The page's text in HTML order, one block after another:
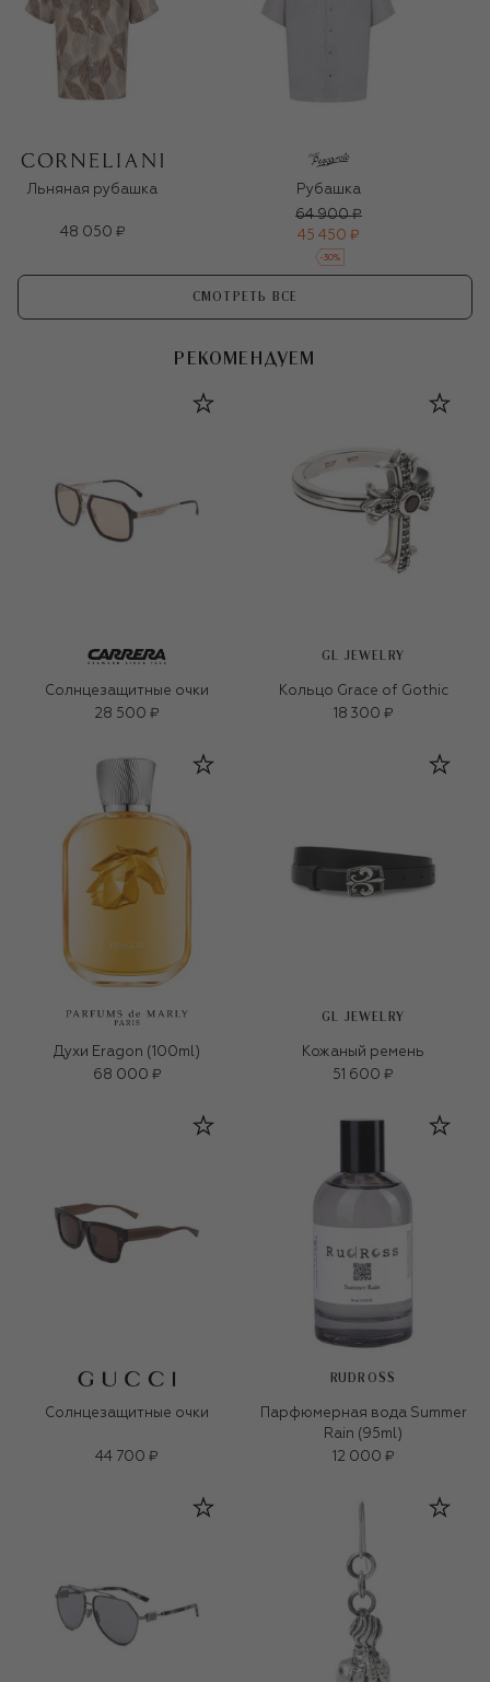
Льняная рубашка
48 050 ₽
Рубашка
64 900 ₽
45 450 ₽
-30%
СМОТРЕТЬ ВСЕ
РЕКОМЕНДУЕМ
Солнцезащитные очки
28 500 ₽
GL JEWELRY
Кольцо Grace of Gothic
18 300 ₽
Духи Eragon (100ml)
68 000 ₽
GL JEWELRY
Кожаный ремень
51 600 ₽
Солнцезащитные очки
44 700 ₽
RUDROSS
Парфюмерная вода Summer
Rain (95ml)
12 000 ₽